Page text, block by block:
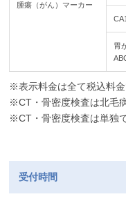
腫瘍（がん）マーカー
胃
※表示料金は全て税込料金
※CT・骨密度検査は北毛
※CT・骨密度検査は単独
受付時間